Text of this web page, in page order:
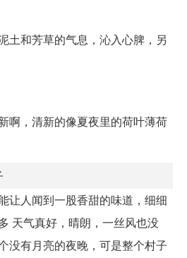
土和芳草的气息，沁入心脾，另
啊，清新的像夏夜里的荷叶薄荷
让人闻到一股香甜的味道，细细
天气真好，晴朗，一丝风也没
没有月亮的夜晚，可是整个村子